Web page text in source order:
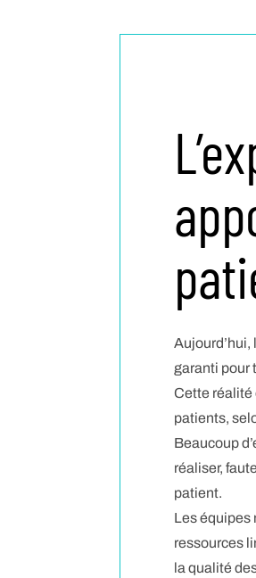
Aujourd’hui,
garanti pour
Cette réalité
patients,
Beaucoup
réaliser,
patient.
Les équipes
ressources
la qualité